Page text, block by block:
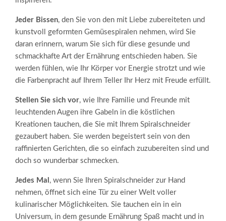
Jeder Bissen, den Sie von den mit Liebe zubereiteten und
kunstvoll geformten Gemüsespiralen nehmen, wird Sie
daran erinnern, warum Sie sich für diese gesunde und
schmackhafte Art der Ernährung entschieden haben. Sie
werden fühlen, wie Ihr Körper vor Energie strotzt und wie
die Farbenpracht auf Ihrem Teller Ihr Herz mit Freude erfüllt.
Stellen Sie sich vor, wie Ihre Familie und Freunde mit
leuchtenden Augen ihre Gabeln in die köstlichen
Kreationen tauchen, die Sie mit Ihrem Spiralschneider
gezaubert haben. Sie werden begeistert sein von den
raffinierten Gerichten, die so einfach zuzubereiten sind und
doch so wunderbar schmecken.
Jedes Mal , wenn Sie Ihren Spiralschneider zur Hand
nehmen, öffnet sich eine Tür zu einer Welt voller
kulinarischer Möglichkeiten. Sie tauchen ein in ein
Universum, in dem gesunde Ernährung Spaß macht und in